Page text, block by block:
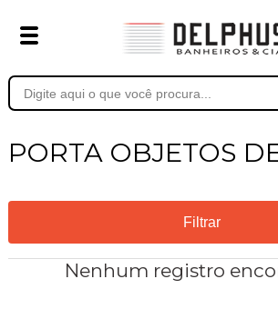
PORTA OBJETOS
Filtrar
Nenhum registro